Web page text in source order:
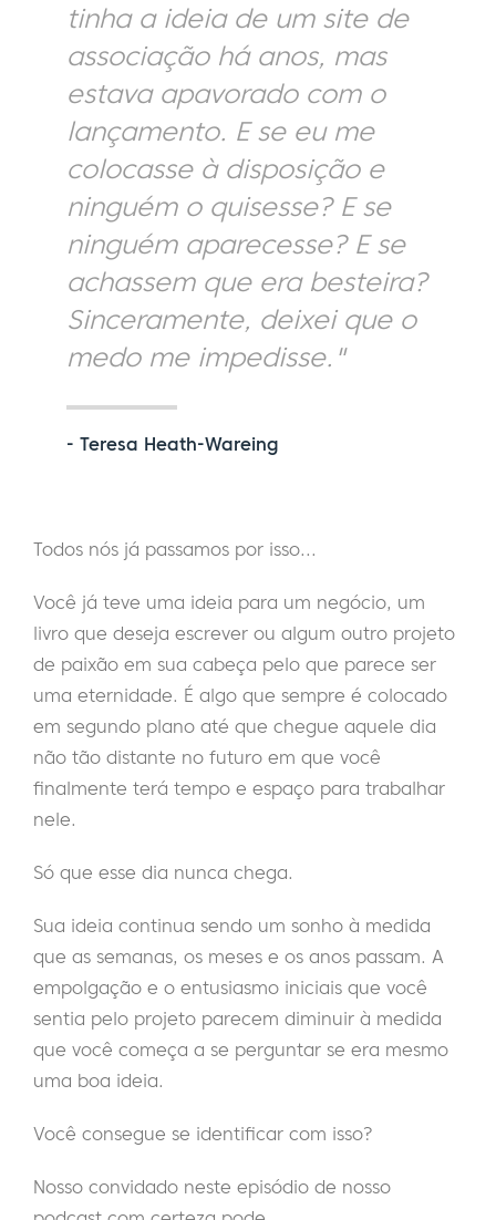
tinha a ideia de um site de
associação há anos, mas
estava apavorado com o
lançamento. E se eu me
colocasse à disposição e
ninguém o quisesse? E se
ninguém aparecesse? E se
achassem que era besteira?
Sinceramente, deixei que o
medo me impedisse."
- Teresa Heath-Wareing
Todos nós já passamos por isso...
Você já teve uma ideia para um negócio, um
livro que deseja escrever ou algum outro projeto
de paixão em sua cabeça pelo que parece ser
uma eternidade. É algo que sempre é colocado
em segundo plano até que chegue aquele dia
não tão distante no futuro em que você
finalmente terá tempo e espaço para trabalhar
nele.
Só que esse dia nunca chega.
Sua ideia continua sendo um sonho à medida
que as semanas, os meses e os anos passam. A
empolgação e o entusiasmo iniciais que você
sentia pelo projeto parecem diminuir à medida
que você começa a se perguntar se era mesmo
uma boa ideia.
Você consegue se identificar com isso?
Nosso convidado neste episódio de nosso